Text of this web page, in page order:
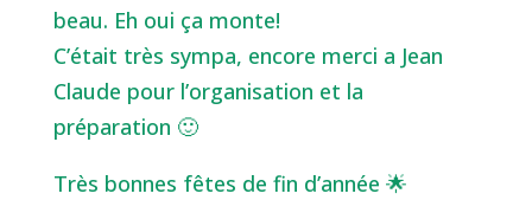
beau. Eh oui ça monte!
C’était très sympa, encore merci a Jean
Claude pour l’organisation et la
préparation 🙂
Très bonnes fêtes de fin d’année 🌟